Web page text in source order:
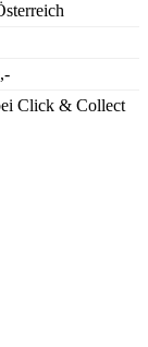
Click & Collect